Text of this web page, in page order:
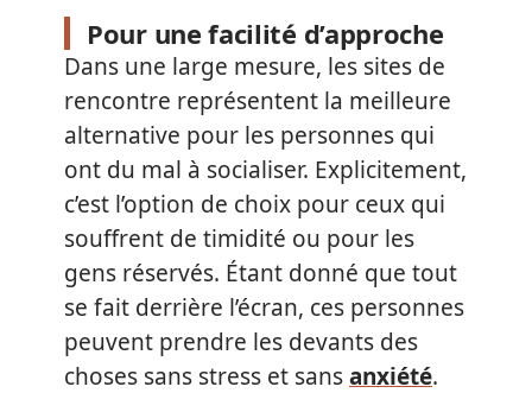
Pour une facilité d’approche
Dans une large mesure, les sites de
rencontre représentent la meilleure
alternative pour les personnes qui
ont du mal à socialiser. Explicitement,
c’est l’option de choix pour ceux qui
souffrent de timidité ou pour les
gens réservés. Étant donné que tout
se fait derrière l’écran, ces personnes
peuvent prendre les devants des
choses sans stress et sansanxiété.